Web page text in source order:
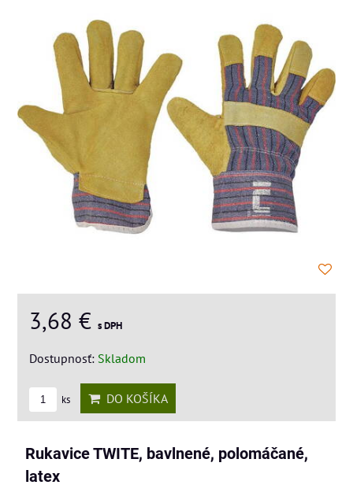
3,68 € s DPH
Dostupnosť: Skladom
ks DO KOŠÍKA
Rukavice TWITE, bavlnené, polomáčané,
latex